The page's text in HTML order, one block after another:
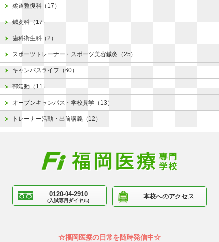
柔道整復科（17）
鍼灸科（17）
歯科衛生科（2）
スポーツトレーナー・スポーツ美容鍼灸（25）
キャンパスライフ（60）
部活動（11）
オープンキャンパス・学校見学（13）
トレーナー活動・出前講義（12）
0120-04-2910
(入試専用ダイヤル)
本校へのアクセス
☆福岡医療の日常を随時発信中☆